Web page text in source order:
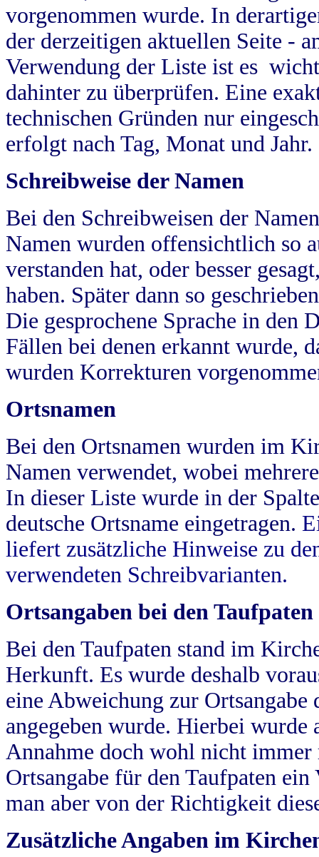
vorgenommen wurde. In
der derzeitigen aktuellen Seite -
Verwendung der Liste ist es
dahinter zu überprüfen. Eine
technischen Gründen nur
erfolgt nach Tag, Monat und Jahr.
Schreibweise der Namen
Bei den Schreibweisen der
Namen wurden offensichtlich so
verstanden hat, oder besser
haben. Später dann so
Die gesprochene Sprache in
Fällen bei denen erkannt wurde,
wurden Korrekturen
Ortsnamen
Bei den Ortsnamen wurden im
Namen verwendet, wobei
In dieser Liste wurde in der
deutsche Ortsname eingetragen.
liefert zusätzliche Hinweise zu
verwendeten Schreibvarianten.
Ortsangaben bei den Taufpaten
Bei den Taufpaten stand im
Herkunft. Es wurde deshalb
eine Abweichung zur
angegeben wurde. Hierbei wurde
Annahme doch wohl nicht
Ortsangabe für den Taufpaten
man aber von der Richtigkeit
Zusätzliche Angaben im